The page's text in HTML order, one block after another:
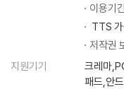
이용기
TTS
저작권
지원기기
크레마
패드,안